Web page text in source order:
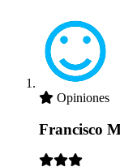
Opiniones
Francisco